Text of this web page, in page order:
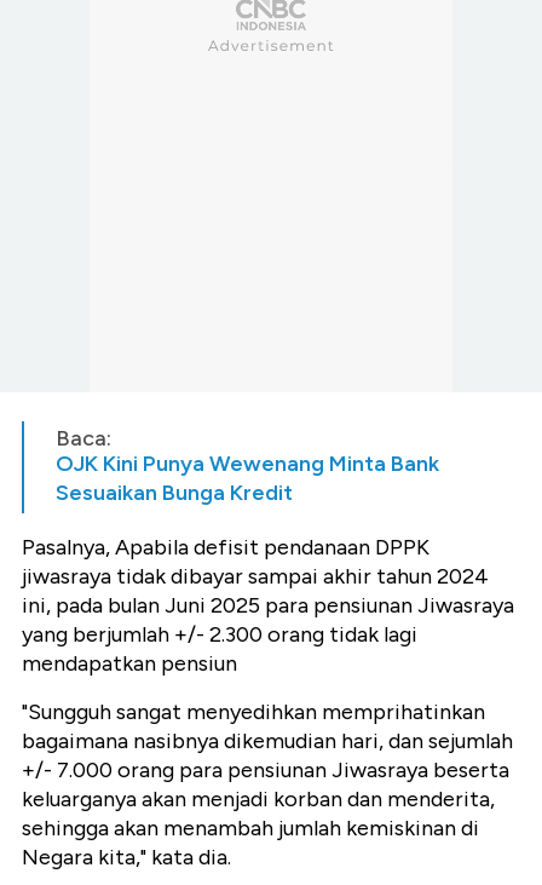
Baca:
OJK Kini Punya Wewenang Minta Bank
Sesuaikan Bunga Kredit
Pasalnya, Apabila defisit pendanaan DPPK
jiwasraya tidak dibayar sampai akhir tahun 2024
ini, pada bulan Juni 2025 para pensiunan Jiwasraya
yang berjumlah +/- 2.300 orang tidak lagi
mendapatkan pensiun
"Sungguh sangat menyedihkan memprihatinkan
bagaimana nasibnya dikemudian hari, dan sejumlah
+/- 7.000 orang para pensiunan Jiwasraya beserta
keluarganya akan menjadi korban dan menderita,
sehingga akan menambah jumlah kemiskinan di
Negara kita," kata dia.